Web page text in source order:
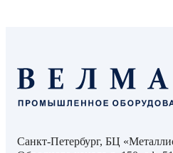
Санкт-Петербург, БЦ